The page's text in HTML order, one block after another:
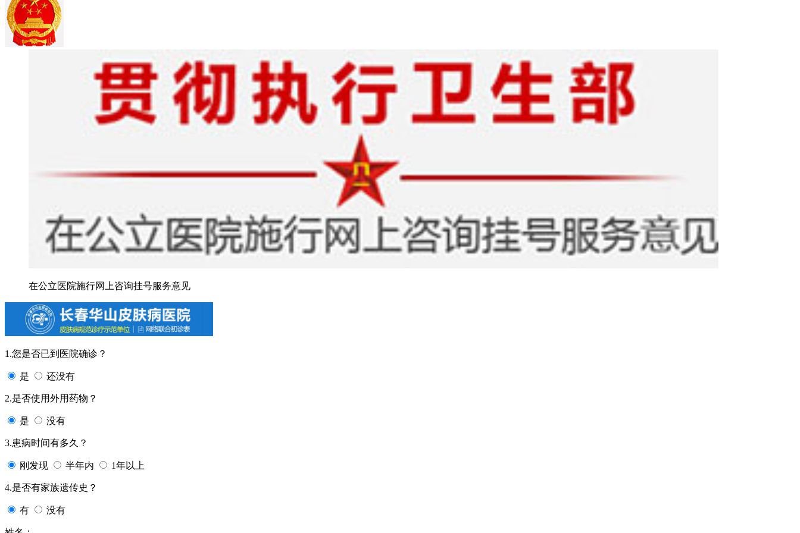
在公立医院施行网上咨询挂号服务意见
1.您是否已到医院确诊？
是 还没有
2.是否使用外用药物？
是 没有
3.患病时间有多久？
刚发现 半年内 1年以上
4.是否有家族遗传史？
有 没有